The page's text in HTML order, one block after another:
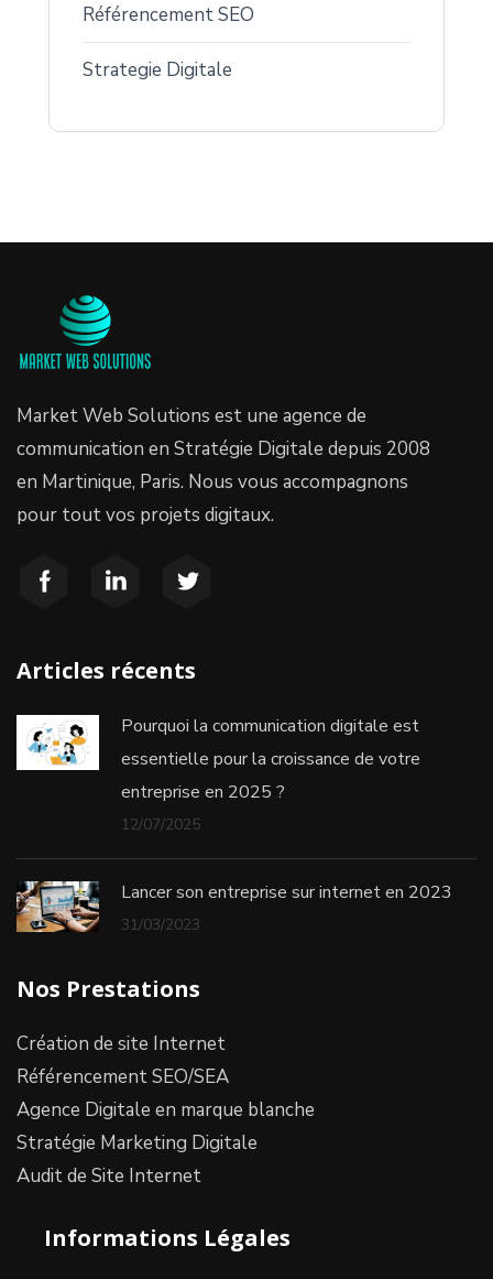
Référencement SEO
Strategie Digitale
Market Web Solutions est une agence de
communication en Stratégie Digitale depuis 2008
en Martinique, Paris. Nous vous accompagnons
pour tout vos projets digitaux.
Articles récents
Pourquoi la communication digitale est
essentielle pour la croissance de votre
entreprise en 2025 ?
12/07/2025
Lancer son entreprise sur internet en 2023
31/03/2023
Nos Prestations
Création de site Internet
Référencement SEO/SEA
Agence Digitale en marque blanche
Stratégie Marketing Digitale
Audit de Site Internet
Informations Légales